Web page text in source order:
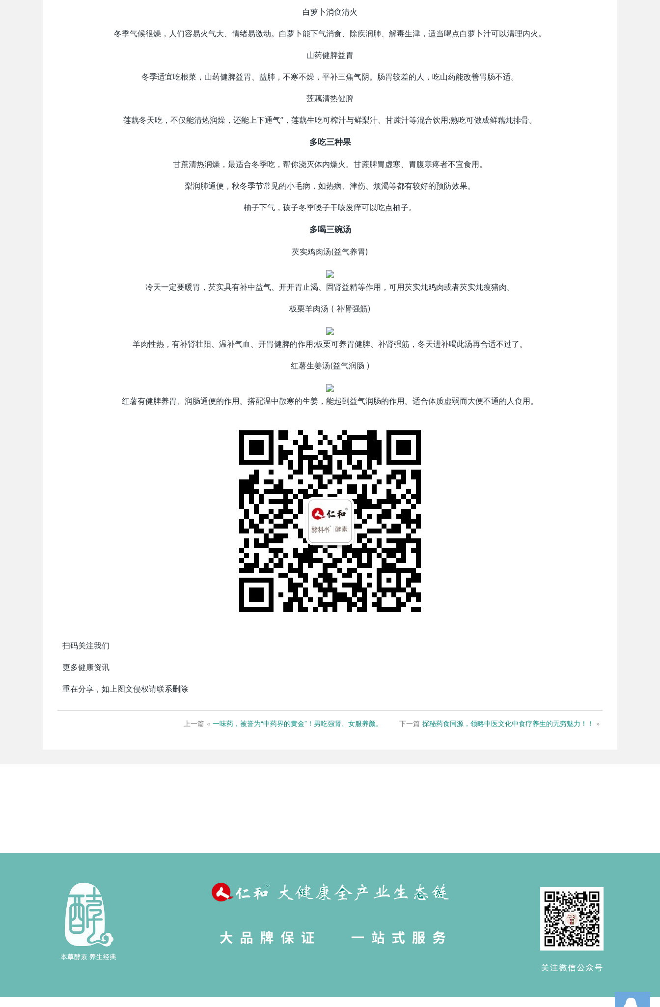
白萝卜消食清火
冬季气候很燥，人们容易火气大、情绪易激动。白萝卜能下气消食、除疾润肺、解毒生津，适当喝点白萝卜汁可以清理内火。
山药健脾益胃
冬季适宜吃根菜，山药健脾益胃、益肺，不寒不燥，平补三焦气阴。肠胃较差的人，吃山药能改善胃肠不适。
莲藕清热健脾
莲藕冬天吃，不仅能清热润燥，还能上下通气”，莲藕生吃可榨汁与鲜梨汁、甘蔗汁等混合饮用;熟吃可做成鲜藕炖排骨。
多吃三种果
甘蔗清热润燥，最适合冬季吃，帮你浇灭体内燥火。甘蔗脾胃虚寒、胃腹寒疼者不宜食用。
梨润肺通便，秋冬季节常见的小毛病，如热病、津伤、烦渴等都有较好的预防效果。
柚子下气，孩子冬季嗓子干咳发痒可以吃点柚子。
多喝三碗汤
芡实鸡肉汤(益气养胃)
冷天一定要暖胃，芡实具有补中益气、开开胃止渴、固肾益精等作用，可用芡实炖鸡肉或者芡实炖瘦猪肉。
板栗羊肉汤 ( 补肾强筋)
羊肉性热，有补肾壮阳、温补气血、开胃健脾的作用;板栗可养胃健脾、补肾强筋，冬天进补喝此汤再合适不过了。
红薯生姜汤(益气润肠 )
红薯有健脾养胃、润肠通便的作用。搭配温中散寒的生姜，能起到益气润肠的作用。适合体质虚弱而大便不通的人食用。
扫码关注我们
更多健康资讯
重在分享，如上图文侵权请联系删除
上一篇 « 一味药，被誉为“中药界的黄金”！男吃强肾、女服养颜。 下一篇 探秘药食同源，领略中医文化中食疗养生的无穷魅力！！ »